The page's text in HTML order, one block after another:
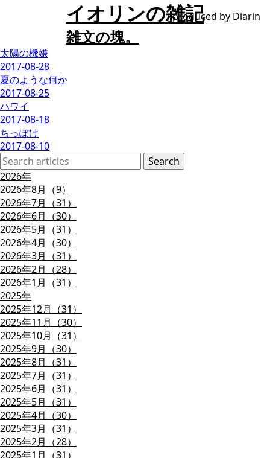
produced by Diarin
イオリンの雑記
雑文の塊。
太陽の機嫌
2017-08-28
夏のような何か
2017-08-25
ハワイ
2017-08-18
ちっぽけ
2017-08-10
2026年
2026年8月（9）
2026年7月（31）
2026年6月（30）
2026年5月（31）
2026年4月（30）
2026年3月（31）
2026年2月（28）
2026年1月（31）
2025年
2025年12月（31）
2025年11月（30）
2025年10月（31）
2025年9月（30）
2025年8月（31）
2025年7月（31）
2025年6月（31）
2025年5月（31）
2025年4月（30）
2025年3月（31）
2025年2月（28）
2025年1月（31）